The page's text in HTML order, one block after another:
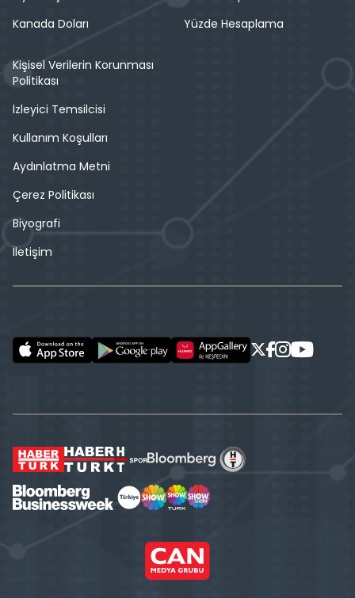
Kanada Doları
Yüzde Hesaplama
Kişisel Verilerin Korunması
Politikası
İzleyici Temsilcisi
Kullanım Koşulları
Aydınlatma Metni
Çerez Politikası
Biyografi
İletişim